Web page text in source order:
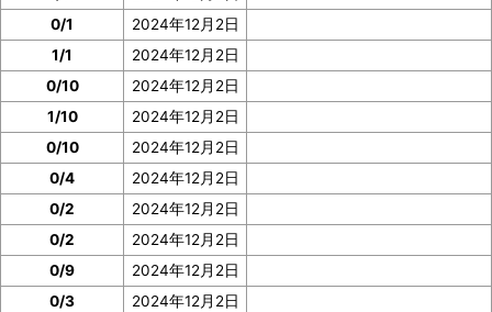
0/1
2024年12月2日
1/1
2024年12月2日
0/10
2024年12月2日
1/10
2024年12月2日
0/10
2024年12月2日
0/4
2024年12月2日
0/2
2024年12月2日
0/2
2024年12月2日
0/9
2024年12月2日
0/3
2024年12月2日